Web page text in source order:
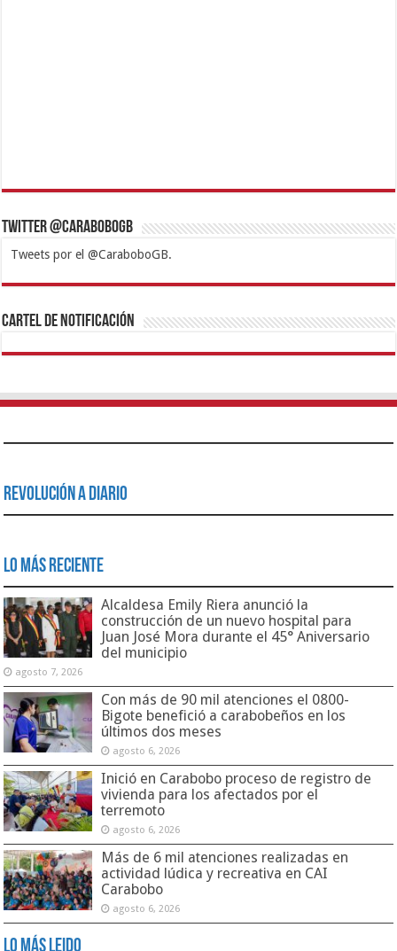
Twitter @CaraboboGB
Tweets por el @CaraboboGB.
1xbetBetturkeyBetistKralbetSupertotobetTipobetMatadorbetMariobet
https://mvbcasino.com/
Cartel de Notificación
Revolución a Diario
Lo Más Reciente
Alcaldesa Emily Riera anunció la
construcción de un nuevo hospital para
Juan José Mora durante el 45° Aniversario
del municipio
agosto 7, 2026
Con más de 90 mil atenciones el 0800-
Bigote benefició a carabobeños en los
últimos dos meses
agosto 6, 2026
Inició en Carabobo proceso de registro de
vivienda para los afectados por el
terremoto
agosto 6, 2026
Más de 6 mil atenciones realizadas en
actividad lúdica y recreativa en CAI
Carabobo
agosto 6, 2026